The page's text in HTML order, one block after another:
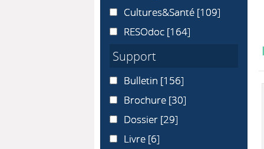
Cultures&Santé
Cultures&Santé [109]
RESOdoc
RESOdoc [164]
Support
Bulletin
Bulletin [156]
Brochure
Brochure [30]
Dossier
Dossier [29]
LivreLivre [6]